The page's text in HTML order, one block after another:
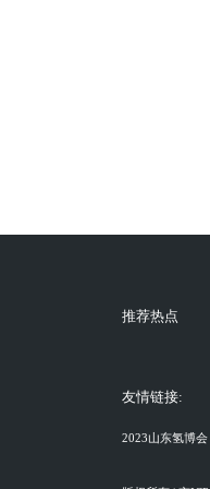
推荐热点
友情链接:
2023山东氢博会